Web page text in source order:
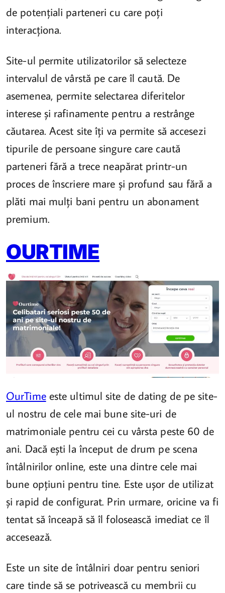
de potențiali parteneri cu care poți
interacționa.
Site-ul permite utilizatorilor să selecteze
intervalul de vârstă pe care îl caută. De
asemenea, permite selectarea diferitelor
interese și rafinamente pentru a restrânge
căutarea. Acest site îți va permite să accesezi
tipurile de persoane singure care caută
parteneri fără a trece neapărat printr-un
proces de înscriere mare și profund sau fără a
plăti mai mulți bani pentru un abonament
premium.
OURTIME
OurTimeeste ultimul site de dating de pe site-
ul nostru de cele mai bune site-uri de
matrimoniale pentru cei cu vârsta peste 60 de
ani. Dacă ești la început de drum pe scena
întâlnirilor online, este una dintre cele mai
bune opțiuni pentru tine. Este ușor de utilizat
și rapid de configurat. Prin urmare, oricine va fi
tentat să înceapă să îl folosească imediat ce îl
accesează.
Este un site de întâlniri doar pentru seniori
care tinde să se potrivească cu membrii cu